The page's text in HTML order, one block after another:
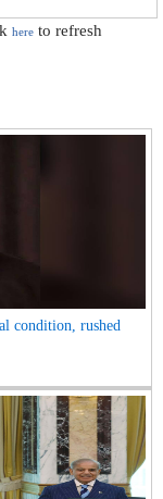
here to refresh
condition, rushed